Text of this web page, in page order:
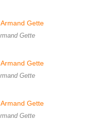
Gette
Gette
Gette